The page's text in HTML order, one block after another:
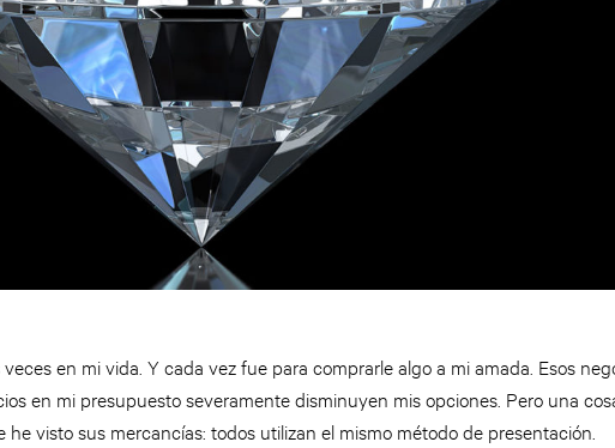
en mi vida. Y cada vez fue para comprarle algo a mi amada. Esos
en mi presupuesto severamente disminuyen mis opciones. Pero una
visto sus mercancías: todos utilizan el mismo método de presentación.